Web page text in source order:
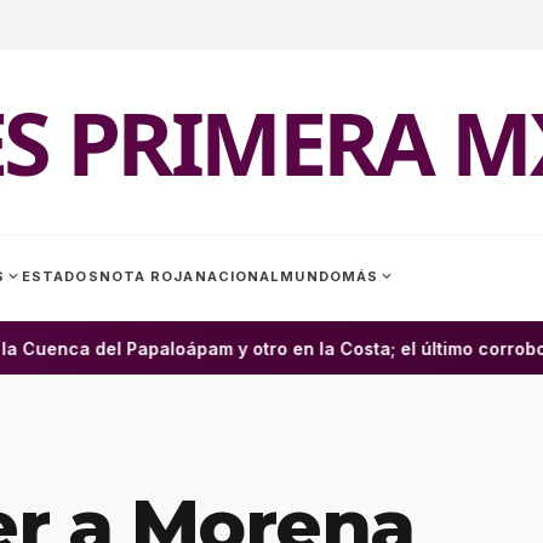
PRIMERA
expand_more ESTADOS NOTA ROJA NACIONAL MUNDOMÁS expand_more
del Papaloápam y otro en la Costa; el último